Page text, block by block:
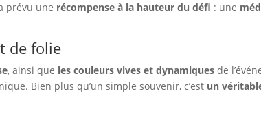
prévu une récompense à la hauteur du défi : une
de folie
, ainsi que les couleurs vives et dynamiques de
Bien plus qu’un simple souvenir, c’est un